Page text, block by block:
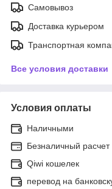
Самовывоз
Доставка курьером
Транспортная
Все условия доставки
Условия оплаты
Наличными
Безналичный расчет
Qiwi кошелек
перевод на